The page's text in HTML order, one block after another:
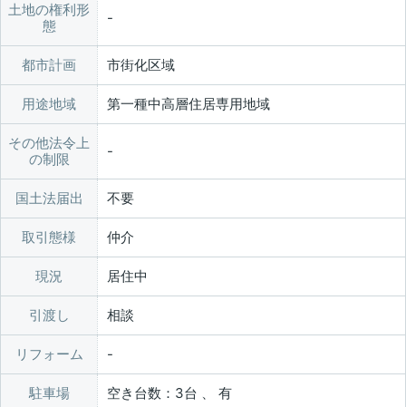
土地の権利形
態
都市計画 市街化区域
用途地域 第一種中高層住居専用地域
その他法令上
の制限
国土法届出 不要
取引態様 仲介
現況 居住中
引渡し 相談
リフォーム
駐車場 空き台数：3台 、 有